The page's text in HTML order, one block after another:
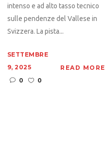
intenso e ad alto tasso tecnico
sulle pendenze del Vallese in
Svizzera. La pista...
SETTEMBRE
9, 2025
0
0
READ MORE